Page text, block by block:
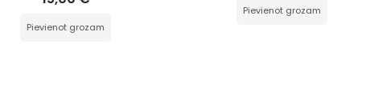
Pievienot grozam